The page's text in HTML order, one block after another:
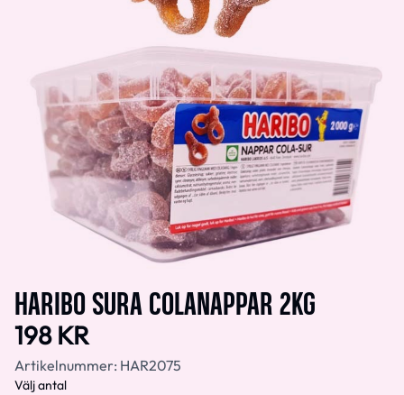
HARIBO SURA COLANAPPAR 2KG
198 KR
Artikelnummer: HAR2075
Välj antal